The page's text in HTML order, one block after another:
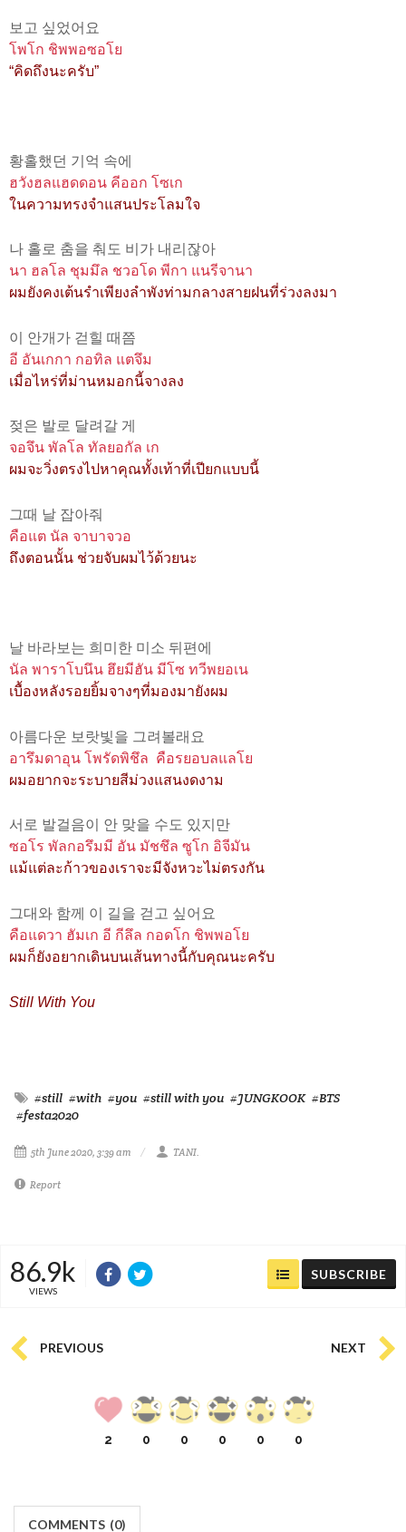
보고 싶었어요
โพโก ชิพพอซอโย
“คิดถึงนะครับ”
황홀했던 기억 속에
ฮวังฮลแฮดดอน คีออก โซเก
ในความทรงจำแสนประโลมใจ
나 홀로 춤을 춰도 비가 내리잖아
นา ฮลโล ชุมมึล ชวอโด พีกา แนรีจานา
ผมยังคงเต้นรำเพียงลำพังท่ามกลางสายฝนที่ร่วงลงมา
이 안개가 걷힐 때쯤
อี อันเกกา กอทิล แตจึม
เมื่อไหร่ที่ม่านหมอกนี้จางลง
젖은 발로 달려갈 게
จอจึน พัลโล ทัลยอกัล เก
ผมจะวิ่งตรงไปหาคุณทั้งเท้าที่เปียกแบบนี้
그때 날 잡아줘
คือแต นัล จาบาจวอ
ถึงตอนนั้น ช่วยจับผมไว้ด้วยนะ
날 바라보는 희미한 미소 뒤편에
นัล พาราโบนึน ฮึยมีฮัน มีโซ ทวีพยอเน
เบื้องหลังรอยยิ้มจางๆที่มองมายังผม
아름다운 보랏빛을 그려볼래요
อารึมดาอุน โพรัดพิชึล คือรยอบลแลโย
ผมอยากจะระบายสีม่วงแสนงดงาม
서로 발걸음이 안 맞을 수도 있지만
ซอโร พัลกอรึมมี อัน มัชชึล ซูโก อิจีมัน
แม้แต่ละก้าวของเราจะมีจังหวะไม่ตรงกัน
그대와 함께 이 길을 걷고 싶어요
คือแดวา ฮัมเก อี กีลึล กอดโก ชิพพอโย
ผมก็ยังอยากเดินบนเส้นทางนี้กับคุณนะครับ
Still With You
#still #with #you #still with you #JUNGKOOK #BTS
#festa2020
5th June 2020, 3:39 am TANI.
Report
86.9k
VIEWS
SUBSCRIBE
PREVIOUS NEXT
2 0 0 0 0 0
COMMENTS (0)